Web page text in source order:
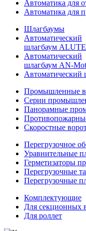
Автоматика для
Автоматика для
Шлагбаумы
Автоматический
шлагбаум
Автоматический
шлагбаум AN-
Автоматический
Промышленные
Серии
Панорамные
Скоростные
Перегрузочное
Уравнительные
Герметизаторы
Перегрузочные
Перегрузочные
Комплектующие
Для секционных
Для роллет